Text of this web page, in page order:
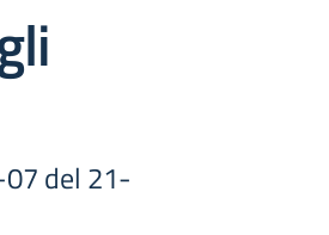
del 21-